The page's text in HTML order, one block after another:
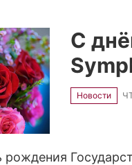
С
Новости
рождения